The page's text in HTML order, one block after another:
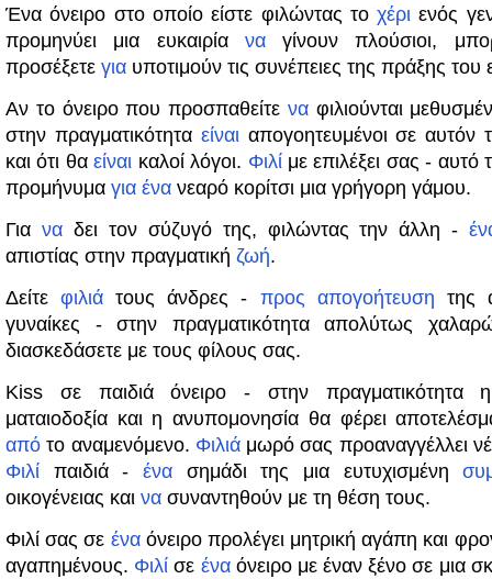
Ένα όνειρο στο οποίο είστε φιλώντας τοχέρι ενός
προμηνύει μια ευκαιρία ναγίνουν πλούσιοι,
προσέξετε για υποτιμούν τις συνέπειες της πράξης του
Αν το όνειρο που προσπαθείτε ναφιλιούνται
στην πραγματικότητα είναιαπογοητευμένοι σε αυτόν
και ότι θαείναι καλοί λόγοι. Φιλίμε επιλέξει σας - αυτό
προμήνυμα για ένα νεαρό κορίτσι μια γρήγορη γάμου.
Για ναδει τον σύζυγό της, φιλώντας την άλλη -
απιστίας στην πραγματική ζωή.
Δείτεφιλιά τους άνδρες - προς απογοήτευση της
γυναίκες - στην πραγματικότητα απολύτως
διασκεδάσετε με τους φίλους σας.
Kiss σε παιδιά όνειρο - στην πραγματικότητα η
ματαιοδοξία και η ανυπομονησία θα φέρει
από το αναμενόμενο. Φιλιάμωρό σας προαναγγέλλει
Φιλί παιδιά - ένα σημάδι της μια ευτυχισμένη
οικογένειας και να συναντηθούν με τη θέση τους.
Φιλί σας σε έναόνειρο προλέγει μητρική αγάπη και
αγαπημένους. Φιλί σε έναόνειρο με έναν ξένο σε μια